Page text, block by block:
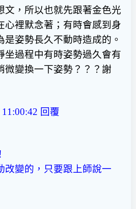
文，所以也就先跟著金色光
心裡默念著；有時會感到身
是姿勢長久不動時造成的。
坐過程中有時姿勢過久會有
微變換一下姿勢？？？謝
回覆
改變的，只要跟上師說一